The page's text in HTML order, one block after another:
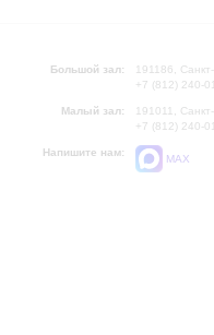
Большой зал:
191186,
+7 (812) 240-
Малый зал:
191011,
+7 (812) 240-
Напишите нам:
MAX